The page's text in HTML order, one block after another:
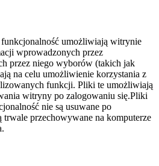
umożliwiają witrynie
wprowadzonych przez
przez niego wyborów (takich jak
na celu umożliwienie korzystania z
funkcji. Pliki te umożliwiają
witryny po zalogowaniu się.Pliki
nie są usuwane po
trwale przechowywane na komputerze